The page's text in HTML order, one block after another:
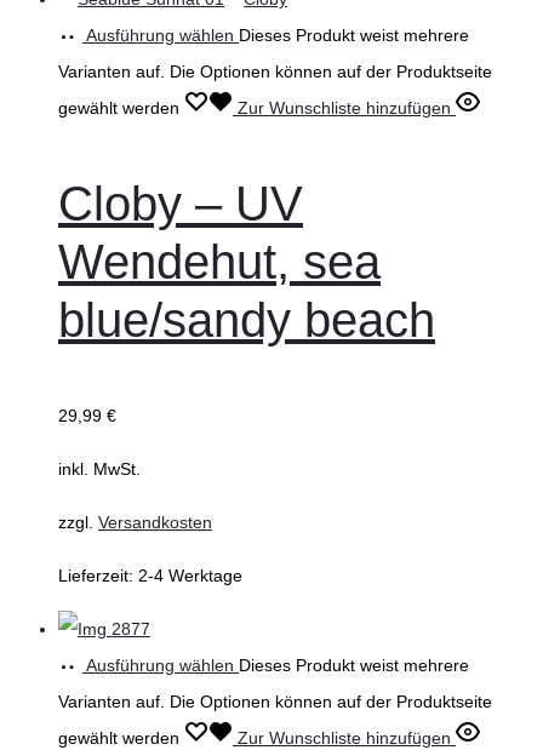
Ausführung wählen Dieses Produkt weist mehrere
Varianten auf. Die Optionen können auf der Produktseite
gewählt werden
Zur Wunschliste hinzufügen
Cloby – UV
Wendehut, sea
blue/sandy beach
29,99 €
inkl. MwSt.
zzgl. Versandkosten
Lieferzeit: 2-4 Werktage
Ausführung wählen Dieses Produkt weist mehrere
Varianten auf. Die Optionen können auf der Produktseite
gewählt werden
Zur Wunschliste hinzufügen